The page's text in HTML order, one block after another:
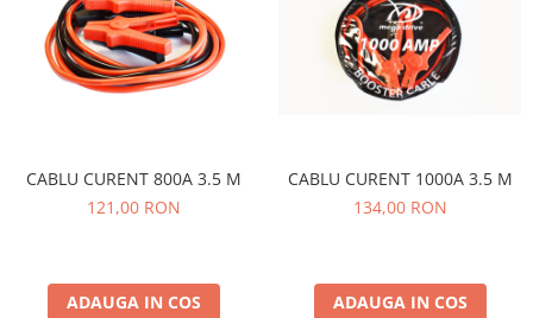
CABLU CURENT 800A 3.5 M
121,00 RON
ADAUGA IN COS
CABLU CURENT 1000A 3.5 M
134,00 RON
ADAUGA IN COS